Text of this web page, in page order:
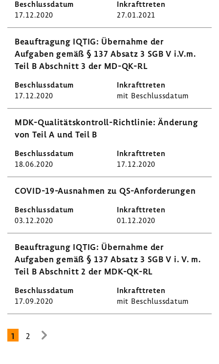
17.12.2020 27.01.2021
Beauf­tra­gung IQTIG: Über­nahme der
Aufgaben gemäß § 137 Absatz 3 SGB V i.V.m.
Teil B Abschnitt 3 der MD-​QK-RL
17.12.2020 mit Beschluss­datum
MDK-​Qualitätskontroll-Richtlinie: Ände­rung
von Teil A und Teil B
18.06.2020 17.12.2020
COVID-​19-Ausnahmen zu QS-​Anforderungen
03.12.2020 01.12.2020
Beauf­tra­gung IQTIG: Über­nahme der
Aufgaben gemäß § 137 Absatz 3 SGB V i. V. m.
Teil B Abschnitt 2 der MDK-​QK-RL
17.09.2020 mit Beschluss­datum
1 2
zur